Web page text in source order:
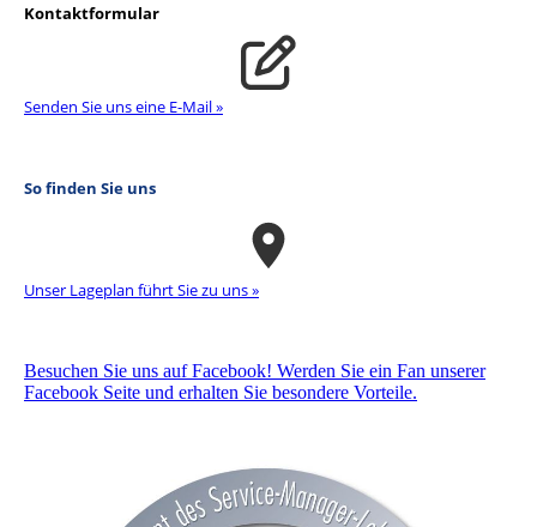
Kontaktformular
Senden Sie uns eine E-Mail »
So finden Sie uns
Unser La­ge­plan führt Sie zu uns »
Besuchen Sie uns auf Facebook! Werden Sie ein Fan unserer
Facebook Seite und erhalten Sie besondere Vorteile.